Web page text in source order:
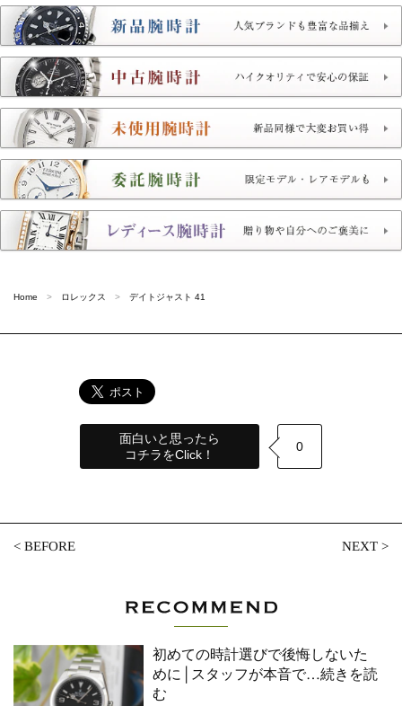
Home ロレックス デイトジャスト 41
面白いと思ったら
コチラをClick！
0
<BEFORE NEXT>
初めての時計選びで後悔しないた
めに│スタッフが本音で…続きを読
む